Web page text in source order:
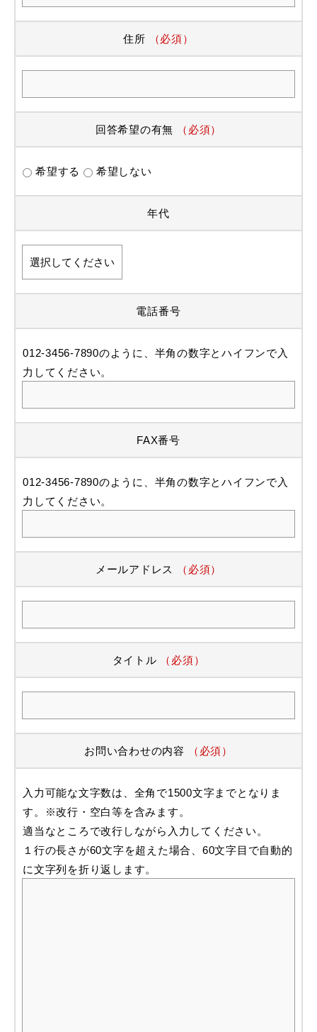
住所 （必須）
回答希望の有無 （必須）
希望する 希望しない
年代
電話番号
012-3456-7890のように、半角の数字とハイフンで入
力してください。
FAX番号
012-3456-7890のように、半角の数字とハイフンで入
力してください。
メールアドレス （必須）
タイトル （必須）
お問い合わせの内容 （必須）
入力可能な文字数は、全角で1500文字までとなりま
す。※改行・空白等を含みます。
適当なところで改行しながら入力してください。
１行の長さが60文字を超えた場合、60文字目で自動的
に文字列を折り返します。